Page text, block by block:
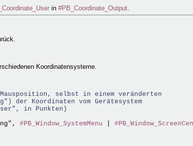
in #PB_Coordinate_Output
Koordinatensysteme.
selbst in einem veränderten
der Koordinaten vom Gerätesystem
in Punkten)
#PB_Window_SystemMenu